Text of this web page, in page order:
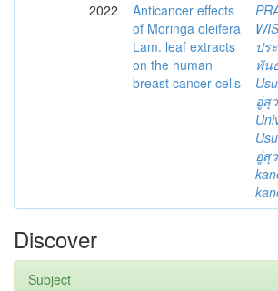
2022
Anticancer effects
of Moringa oleifera
Lam. leaf extracts
on the human
breast cancer cells
ปร
พัน
อู่สุ
อู่สุ
Discover
Subject